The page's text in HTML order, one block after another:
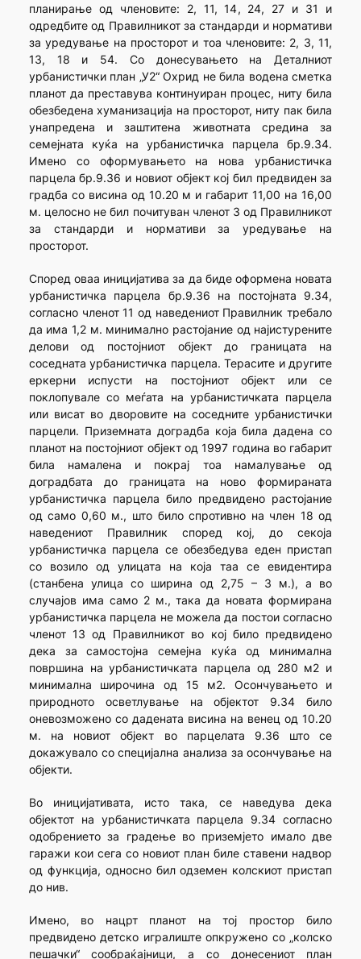
планирање од членовите: 2, 11, 14, 24, 27 и 31 и
одредбите од Правилникот за стандарди и нормативи
за уредување на просторот и тоа членовите: 2, 3, 11,
13, 18 и 54. Со донесувањето на Деталниот
урбанистички план „У2“ Охрид не била водена сметка
планот да преставува континуиран процес, ниту била
обезбедена хуманизација на просторот, ниту пак била
унапредена и заштитена животната средина за
семејната куќа на урбанистичка парцела бр.9.34.
Имено со оформувањето на нова урбанистичка
парцела бр.9.36 и новиот објект кој бил предвиден за
градба со висина од 10.20 м и габарит 11,00 на 16,00
м. целосно не бил почитуван членот 3 од Правилникот
за стандарди и нормативи за уредување на
просторот.
Според оваа иницијатива за да биде оформена новата
урбанистичка парцела бр.9.36 на постојната 9.34,
согласно членот 11 од наведениот Правилник требало
да има 1,2 м. минимално растојание од најистурените
делови од постојниот објект до границата на
соседната урбанистичка парцела. Терасите и другите
еркерни испусти на постојниот објект или се
поклопувале со меѓата на урбанистичката парцела
или висат во дворовите на соседните урбанистички
парцели. Приземната доградба која била дадена со
планот на постојниот објект од 1997 година во габарит
била намалена и покрај тоа намалување од
доградбата до границата на ново формираната
урбанистичка парцела било предвидено растојание
од само 0,60 м., што било спротивно на член 18 од
наведениот Правилник според кој, до секоја
урбанистичка парцела се обезбедува еден пристап
со возило од улицата на која таа се евидентира
(станбена улица со ширина од 2,75 – 3 м.), а во
случајов има само 2 м., така да новата формирана
урбанистичка парцела не можела да постои согласно
членот 13 од Правилникот во кој било предвидено
дека за самостојна семејна куќа од минимална
површина на урбанистичката парцела од 280 м2 и
минимална широчина од 15 м2. Осончувањето и
природното осветлување на објектот 9.34 било
оневозможено со дадената висина на венец од 10.20
м. на новиот објект во парцелата 9.36 што се
докажувало со специјална анализа за осончување на
објекти.
Во иницијативата, исто така, се наведува дека
објектот на урбанистичката парцела 9.34 согласно
одобрението за градење во приземјето имало две
гаражи кои сега со новиот план биле ставени надвор
од функција, односно бил одземен колскиот пристап
до нив.
Имено, во нацрт планот на тој простор било
предвидено детско игралиште опкружено со „колско
пешачки“ сообраќајници, а со донесениот план